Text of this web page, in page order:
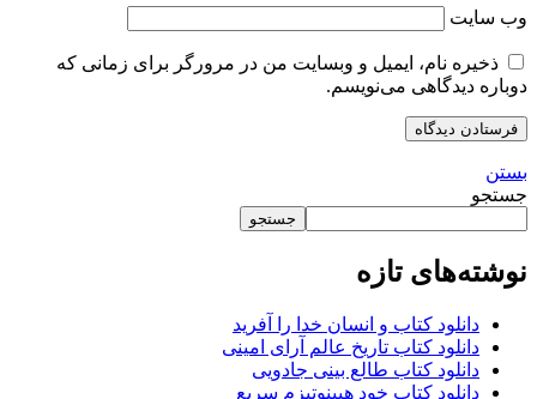
وب‌ سایت
ذخیره نام، ایمیل و وبسایت من در مرورگر برای زمانی که
دوباره دیدگاهی می‌نویسم.
بستن
جستجو
جستجو
نوشته‌های تازه
دانلود کتاب و انسان خدا را آفرید
دانلود کتاب تاریخ عالم آرای امینی
دانلود کتاب طالع بینی جادویی
دانلود کتاب خود هیپنوتیزم سریع